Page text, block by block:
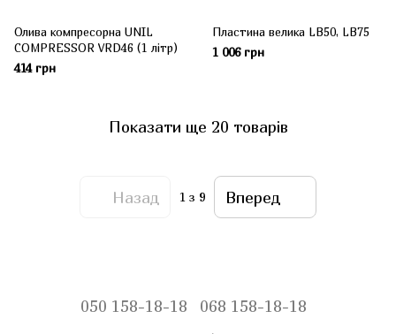
Олива компресорна UNIL
COMPRESSOR VRD46 (1 літр)
414 грн
Пластина велика LB50, LB75
1 006 грн
Показати ще 20 товарів
Назад 1 з 9 Вперед
050 158-18-18 068 158-18-18